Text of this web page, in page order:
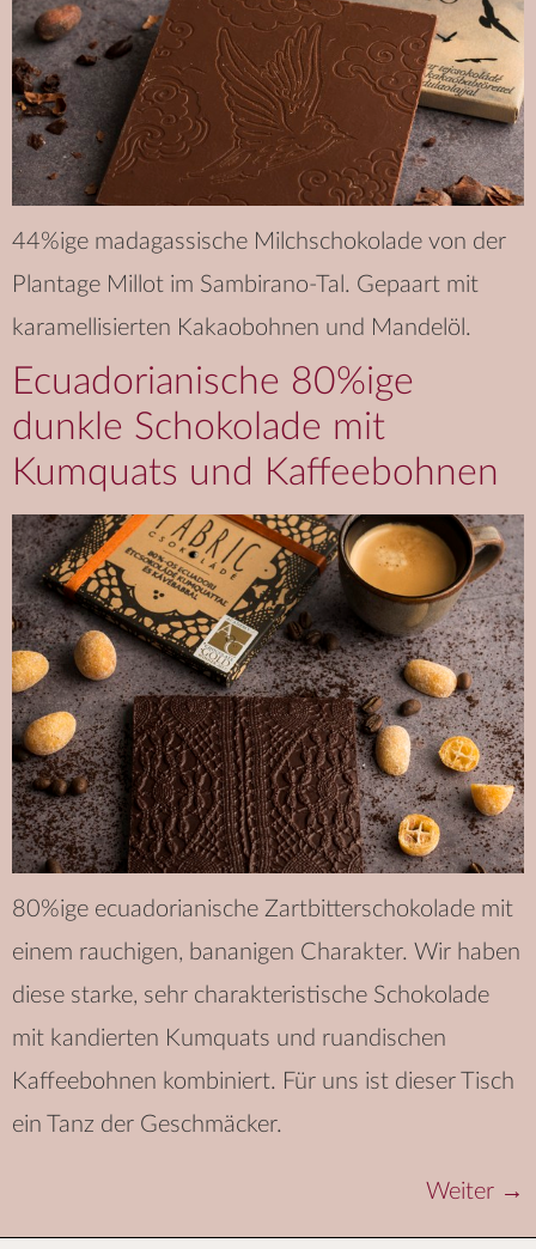
44%ige madagassische Milchschokolade von der
Plantage Millot im Sambirano-Tal. Gepaart mit
karamellisierten Kakaobohnen und Mandelöl.
Ecuadorianische 80%ige
dunkle Schokolade mit
Kumquats und Kaffeebohnen
80%ige ecuadorianische Zartbitterschokolade mit
einem rauchigen, bananigen Charakter. Wir haben
diese starke, sehr charakteristische Schokolade
mit kandierten Kumquats und ruandischen
Kaffeebohnen kombiniert. Für uns ist dieser Tisch
ein Tanz der Geschmäcker.
Weiter →